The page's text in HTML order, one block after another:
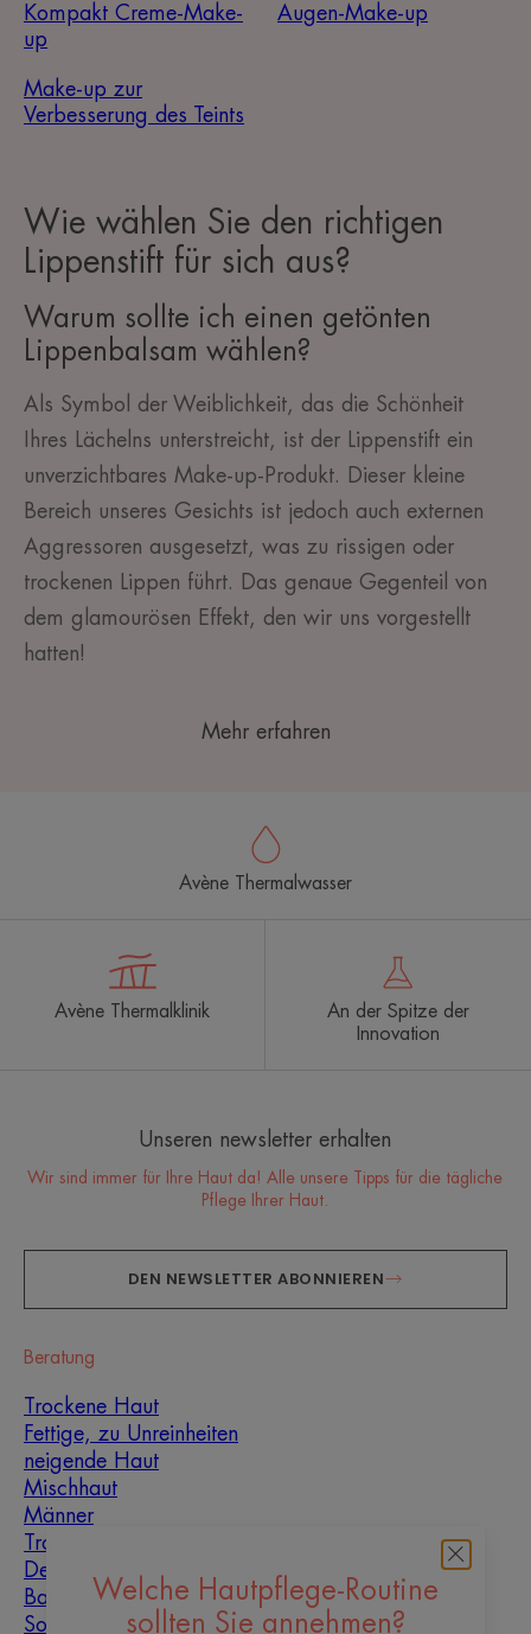
Kompakt Creme-Make-
up
Augen-Make-up
Make-up zur
Verbesserung des Teints
Wie wählen Sie den richtigen
Lippenstift für sich aus?
Warum sollte ich einen getönten
Lippenbalsam wählen?
Als Symbol der Weiblichkeit, das die Schönheit
Ihres Lächelns unterstreicht, ist der Lippenstift ein
unverzichtbares Make-up-Produkt. Dieser kleine
Bereich unseres Gesichts ist jedoch auch externen
Aggressoren ausgesetzt, was zu rissigen oder
trockenen Lippen führt. Das genaue Gegenteil von
dem glamourösen Effekt, den wir uns vorgestellt
hatten!
Mehr erfahren
Welche Hautpflege-Routine
sollten Sie annehmen?
Avène Thermalwasser
Avène Thermalklinik
An der Spitze der
Innovation
Unseren newsletter erhalten
Wir sind immer für Ihre Haut da! Alle unsere Tipps für die tägliche
Pflege Ihrer Haut.
DEN NEWSLETTER ABONNIEREN
Beratung
Trockene Haut
Fettige, zu Unreinheiten
neigende Haut
Mischhaut
Männer
Trockenheit und
Dehydrierung
Baby
Sonne